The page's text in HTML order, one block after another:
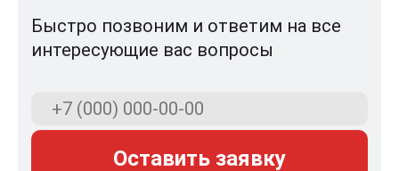
Быстро позвоним и ответим на все
интересующие вас вопросы
Оставить заявку